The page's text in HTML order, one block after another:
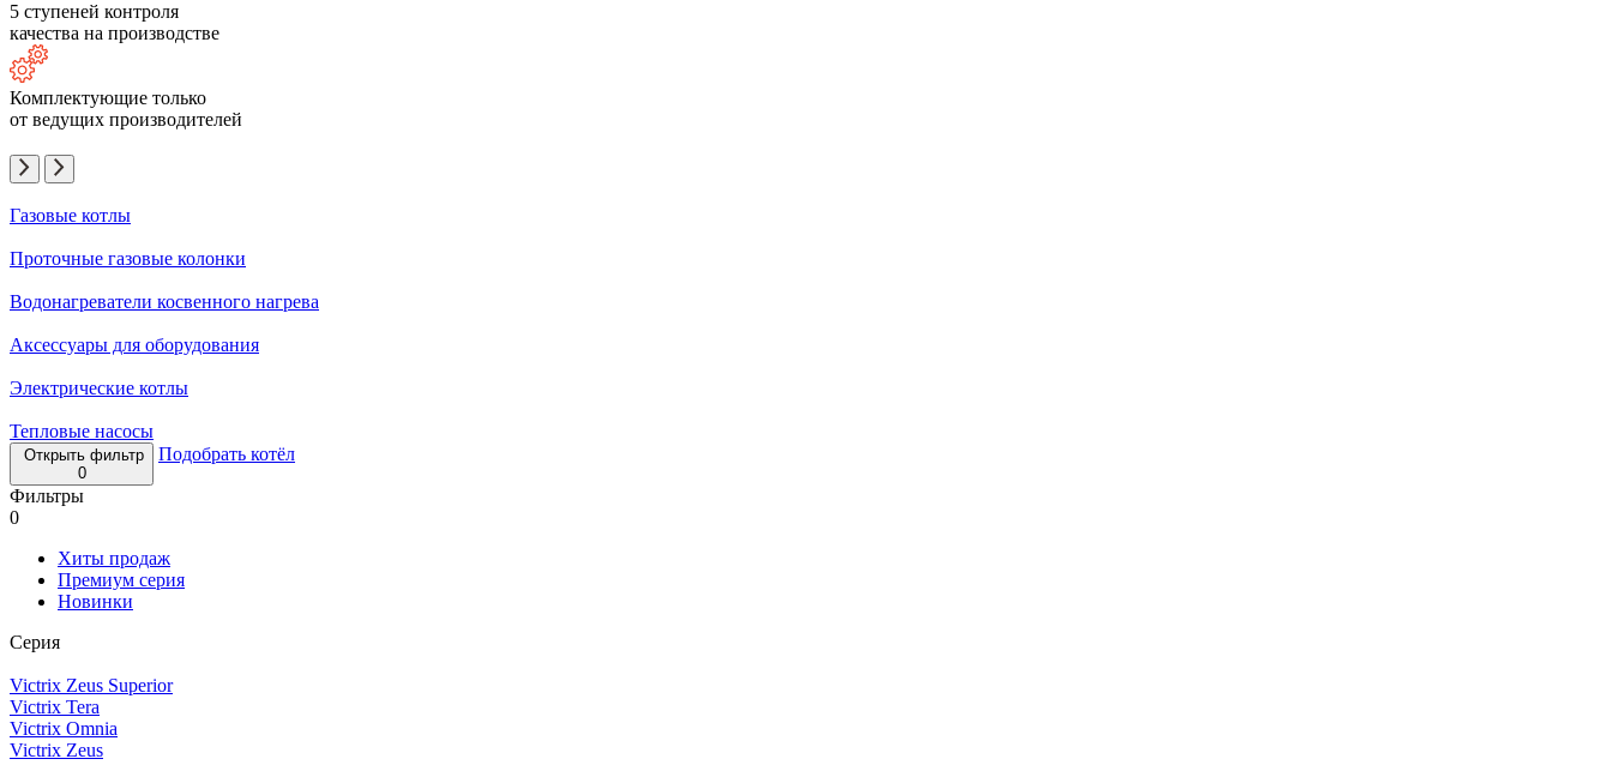
5 ступеней контроля
качества на производстве
Комплектующие только
от ведущих производителей
Газовые котлы
Проточные газовые колонки
Водонагреватели косвенного нагрева
Аксессуары для оборудования
Электрические котлы
Тепловые насосы
Открыть фильтр
0
Подобрать котёл
Фильтры
0
Хиты продаж
Премиум серия
Новинки
Серия
Victrix Zeus Superior
Victrix Tera
Victrix Omnia
Victrix Zeus